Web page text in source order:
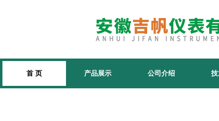
首 页 产品展示 公司介绍